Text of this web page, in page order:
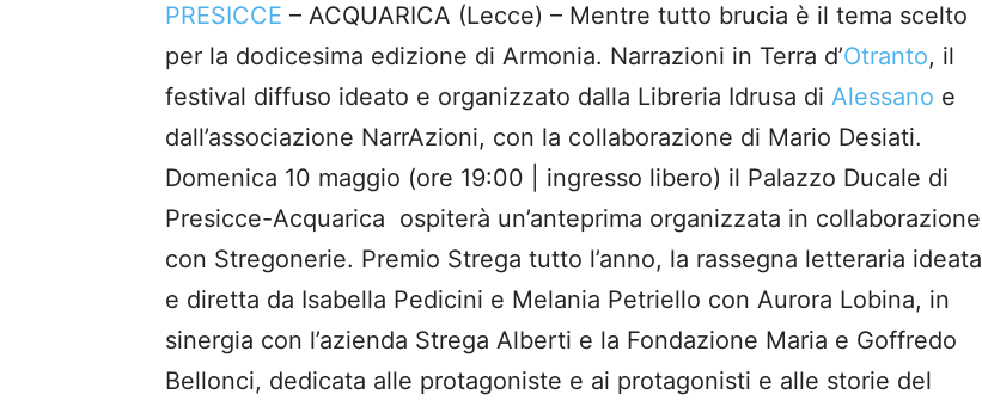
PRESICCE – ACQUARICA (Lecce) – Mentre tutto brucia è il tema scelto
per la dodicesima edizione di Armonia. Narrazioni in Terra d’Otranto, il
festival diffuso ideato e organizzato dalla Libreria Idrusa di Alessano e
dall’associazione NarrAzioni, con la collaborazione di Mario Desiati.
Domenica 10 maggio (ore 19:00 | ingresso libero) il Palazzo Ducale di
Presicce-Acquarica ospiterà un’anteprima organizzata in collaborazione
con Stregonerie. Premio Strega tutto l’anno, la rassegna letteraria ideata
e diretta da Isabella Pedicini e Melania Petriello con Aurora Lobina, in
sinergia con l’azienda Strega Alberti e la Fondazione Maria e Goffredo
Bellonci, dedicata alle protagoniste e ai protagonisti e alle storie del